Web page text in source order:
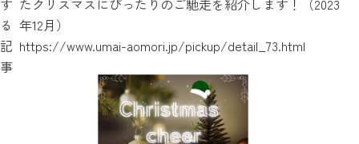
る
記
事
年12月）
https://www.umai-aomori.jp/pickup/detail_73.html